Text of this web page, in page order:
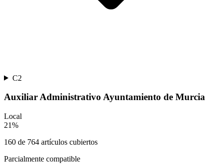
C2
Auxiliar Administrativo Ayuntamiento de Murcia
Local
21%
160 de 764 artículos cubiertos
Parcialmente compatible